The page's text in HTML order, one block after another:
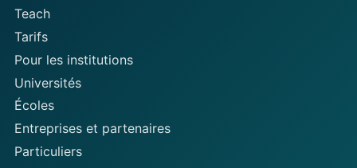
Teach
Tarifs
Pour les institutions
Universités
Écoles
Entreprises et partenaires
Particuliers